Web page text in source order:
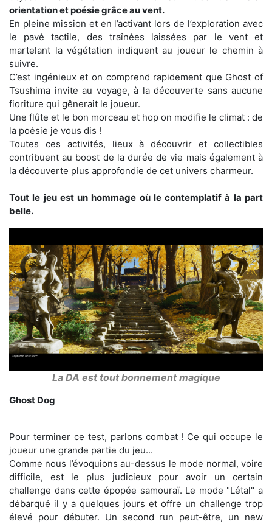
orientation et poésie grâce au vent.
En pleine mission et en l’activant lors de l’exploration avec
le pavé tactile, des traînées laissées par le vent et
martelant la végétation indiquent au joueur le chemin à
suivre.
C’est ingénieux et on comprend rapidement que Ghost of
Tsushima invite au voyage, à la découverte sans aucune
fioriture qui gênerait le joueur.
Une flûte et le bon morceau et hop on modifie le climat : de
la poésie je vous dis !
Toutes ces activités, lieux à découvrir et collectibles
contribuent au boost de la durée de vie mais également à
la découverte plus approfondie de cet univers charmeur.
Tout le jeu est un hommage où le contemplatif à la part
belle.
La DA est tout bonnement magique
Ghost Dog
Pour terminer ce test, parlons combat ! Ce qui occupe le
joueur une grande partie du jeu...
Comme nous l’évoquions au-dessus le mode normal, voire
difficile, est le plus judicieux pour avoir un certain
challenge dans cette épopée samouraï. Le mode "Létal" a
débarqué il y a quelques jours et offre un challenge trop
élevé pour débuter. Un second run peut-être, un new